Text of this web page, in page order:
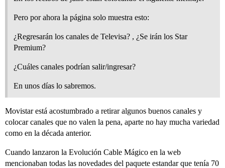
Pero por ahora la página solo muestra esto:
¿Regresarán los canales de Televisa? , ¿Se irán los Star
Premium?
¿Cuáles canales podrían salir/ingresar?
En unos días lo sabremos.
Movistar está acostumbrado a retirar algunos buenos canales y
colocar canales que no valen la pena, aparte no hay mucha variedad
como en la década anterior.
Cuando lanzaron la Evolución Cable Mágico en la web
mencionaban todas las novedades del paquete estandar que tenía 70